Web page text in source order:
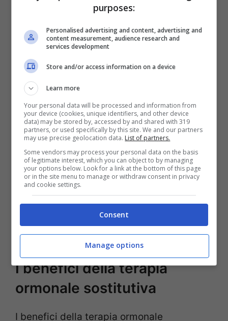
Naturalmente, è bene, però, valutare
eventualicontroindicazioni
seconda del caso specifico, dello stato di
salute del paziente e della sua storia
clinica (ad esempio, se ci sono anche
eventuali casi di patologie cardiovascolare
o oncologiche in famiglia). Occorre,
dunque, fare unavalutazione ginecologica
per valutare benefici e rischi. I rischi
riguardano, soprattutto, le
cardiache, ilcancro al seno,ictus,
trombosi nei vasi di polmoni e gambe
disturbi alla colecisti.
I benefici della terapia
ormonale sostitutiva
I benefici della terapia ormonale
purposes:
Personalised advertising and content, advertising and
content measurement, audience research and
services development
Store and/or access information on a device
Learn more
Your personal data will be processed and information from
your device (cookies, unique identifiers, and other device
data) may be stored by, accessed by and shared with 319
partners, or used specifically by this site. We and our partners
may use precise geolocation data. List of partners.
Some vendors may process your personal data on the basis
of legitimate interest, which you can object to by managing
your options below. Look for a link at the bottom of this page
or in the site menu to manage or withdraw consent in privacy
and cookie settings.
Consent
Manage options